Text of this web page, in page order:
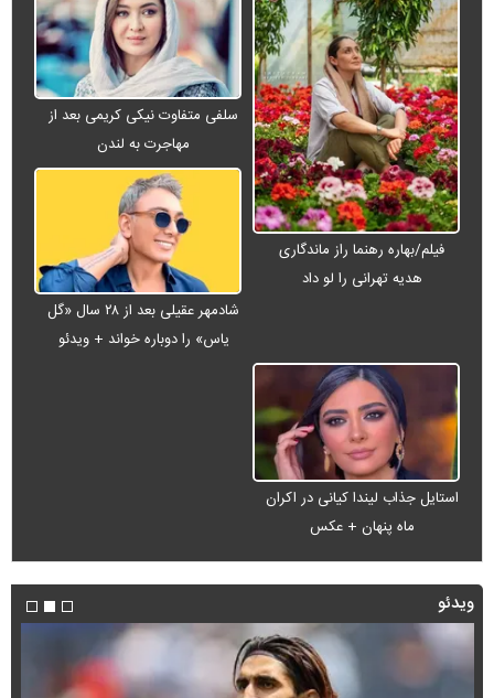
فیلم/بهاره رهنما راز ماندگاری
هدیه تهرانی را لو داد
سلفی متفاوت نیکی کریمی بعد از
مهاجرت به لندن
شادمهر عقیلی بعد از ۲۸ سال «گل
یاس» را دوباره خواند + ویدئو
استایل جذاب لیندا کیانی در اکران
ماه پنهان + عکس
ویدئو